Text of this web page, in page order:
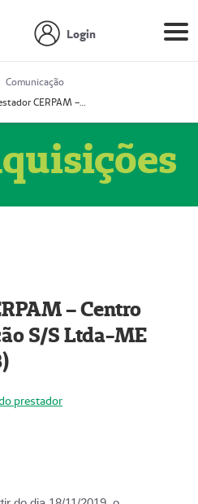
Login
Comunicação
Prestador CERPAM – Centro de Reabilitação S/S Ltda-ME (52004274-8)
– Centro
S/S Ltda-ME
prestador